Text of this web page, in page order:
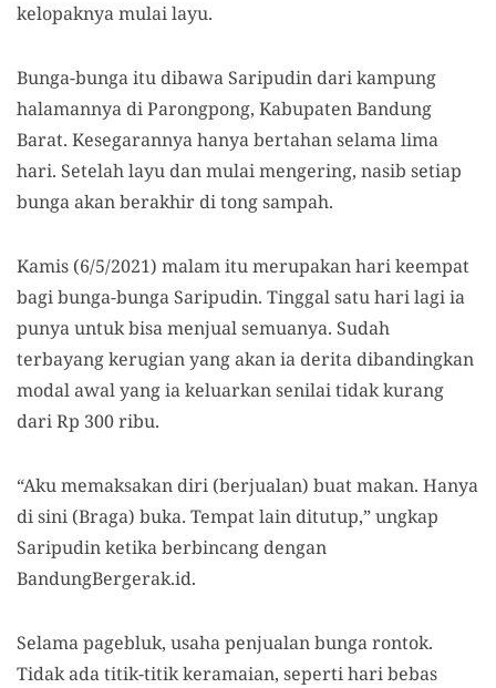
kelopaknya mulai layu.
Bunga-bunga itu dibawa Saripudin dari kampung
halamannya di Parongpong, Kabupaten Bandung
Barat. Kesegarannya hanya bertahan selama lima
hari. Setelah layu dan mulai mengering, nasib setiap
bunga akan berakhir di tong sampah.
Kamis (6/5/2021) malam itu merupakan hari keempat
bagi bunga-bunga Saripudin. Tinggal satu hari lagi ia
punya untuk bisa menjual semuanya. Sudah
terbayang kerugian yang akan ia derita dibandingkan
modal awal yang ia keluarkan senilai tidak kurang
dari Rp 300 ribu.
“Aku memaksakan diri (berjualan) buat makan. Hanya
di sini (Braga) buka. Tempat lain ditutup,” ungkap
Saripudin ketika berbincang dengan
BandungBergerak.id.
Selama pagebluk, usaha penjualan bunga rontok.
Tidak ada titik-titik keramaian, seperti hari bebas